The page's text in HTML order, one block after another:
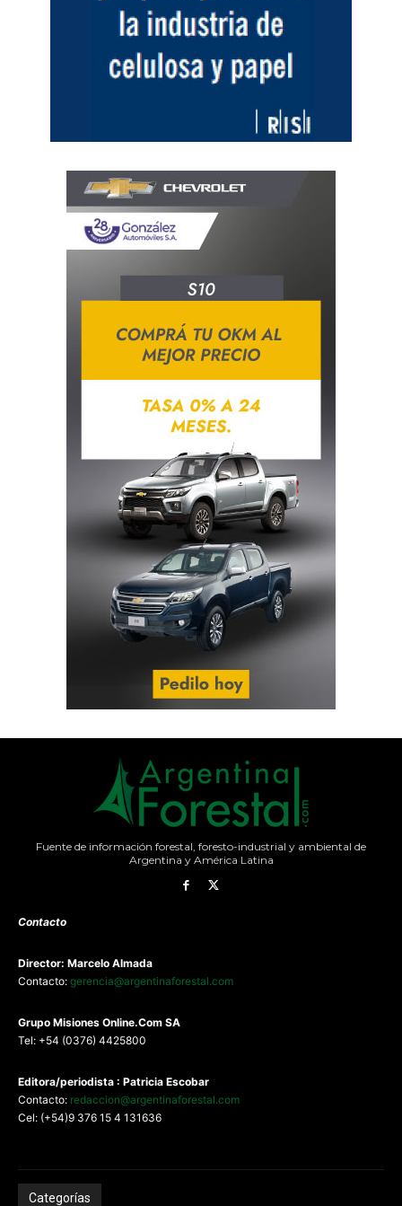
Fuente de información forestal, foresto-industrial y ambiental de
Argentina y América Latina
Contacto
Director: Marcelo Almada
Contacto: gerencia@argentinaforestal.com
Grupo Misiones Online.Com SA
Tel: +54 (0376) 4425800
Editora/periodista : Patricia Escobar
Contacto: redaccion@argentinaforestal.com
Cel: (+54)9 376 15 4 131636
Categorías